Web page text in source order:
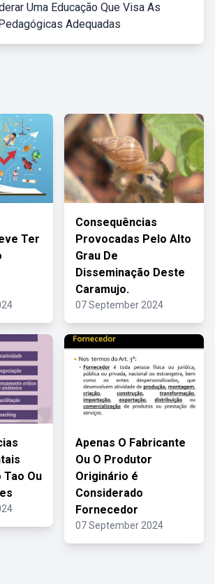
Uma Educação Que Visa As
Adequadas
Ter
Consequências
Provocadas Pelo Alto
Grau De
Disseminação Deste
Caramujo.
07 September 2024
Tao Ou
Apenas O Fabricante
Ou O Produtor
Originário é
Considerado
Fornecedor
07 September 2024